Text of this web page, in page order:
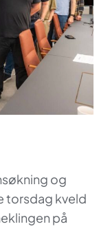
og
torsdag kveld
på